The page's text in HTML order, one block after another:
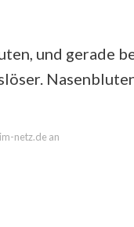
und gerade
netz.de an